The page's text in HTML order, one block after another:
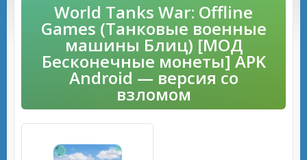
World Tanks War: Offline
Games (Танковые военные
машины Блиц) [МОД
Бесконечные монеты] APK
Android — версия со
взломом